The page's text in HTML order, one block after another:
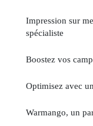
Impression sur
spécialiste
Boostez vos
Optimisez avec
Warmango, un